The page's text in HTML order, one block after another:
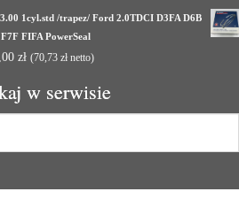
1cyl.std /trapez/ Ford 2.0TDCI D3FA D6B
FIFA PowerSeal
zł (70,73 zł netto)
w serwisie